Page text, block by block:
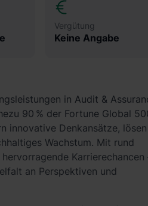
Vergütung
Keine Angabe
in Audit &
90 % der Fortune Global
innovative Denkansätze, lösen
Wachstum. Mit rund
Karrierechancen
an Perspektiven und